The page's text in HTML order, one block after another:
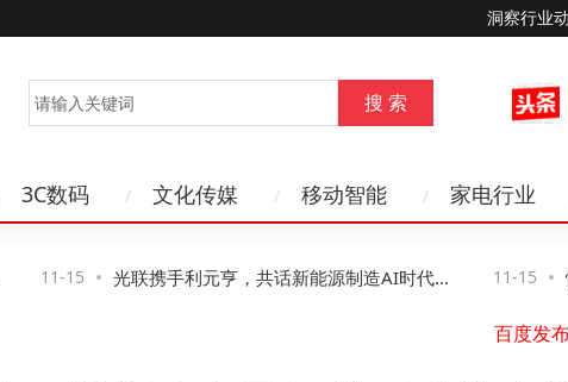
洞察行业
3C数码 文化传媒 移动智能 家电行业
11-15 光联携手利元亨，共话新能源制造AI时代网 11-15
得